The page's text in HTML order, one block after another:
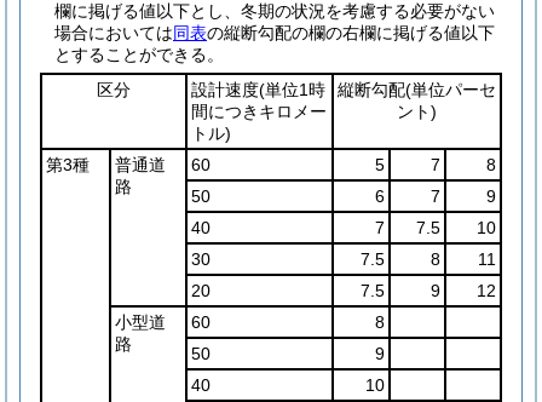
欄に掲げる値以下とし、冬期の状況を考慮する必要がない
場合においては同表の縦断勾配の欄の右欄に掲げる値以下
とすることができる。
区分
設計速度(単位1時
間につきキロメー
トル)
縦断勾配(単位パーセ
ント)
第3種
普通道
路
60 5 7
8
50
6 7
9
40
7 7.5
10
30
7.5 8
11
20
7.5 9
12
小型道
路
60
8
50
9
40
10